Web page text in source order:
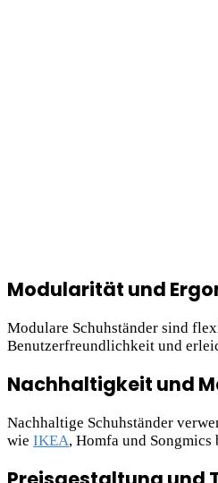
Modularität und
Modulare Schuhständer sind
Benutzerfreundlichkeit und
Nachhaltigkeit und
Nachhaltige Schuhständer
wie IKEA, Homfa und